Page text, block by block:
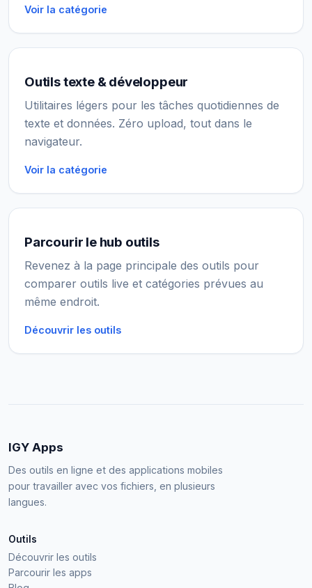
Voir la catégorie
Outils texte & développeur
Utilitaires légers pour les tâches quotidiennes de
texte et données. Zéro upload, tout dans le
navigateur.
Voir la catégorie
Parcourir le hub outils
Revenez à la page principale des outils pour
comparer outils live et catégories prévues au
même endroit.
Découvrir les outils
IGY Apps
Des outils en ligne et des applications mobiles
pour travailler avec vos fichiers, en plusieurs
langues.
Outils
Découvrir les outils
Parcourir les apps